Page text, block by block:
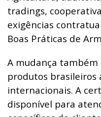
tradings,
exigências
Boas Práticas de
A mudança também
produtos brasileiros
internacionais. A
disponível para